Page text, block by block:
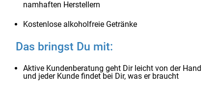
namhaften Herstellern
Kostenlose alkoholfreie Getränke
Das bringst Du mit:
Aktive Kundenberatung geht Dir leicht von der Hand
und jeder Kunde findet bei Dir, was er braucht